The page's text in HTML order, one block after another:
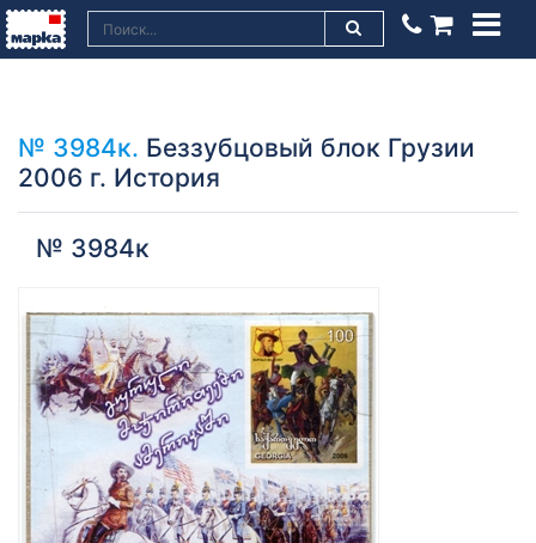
№ 3984к. Беззубцовый блок Грузии
2006 г. История
№ 3984к